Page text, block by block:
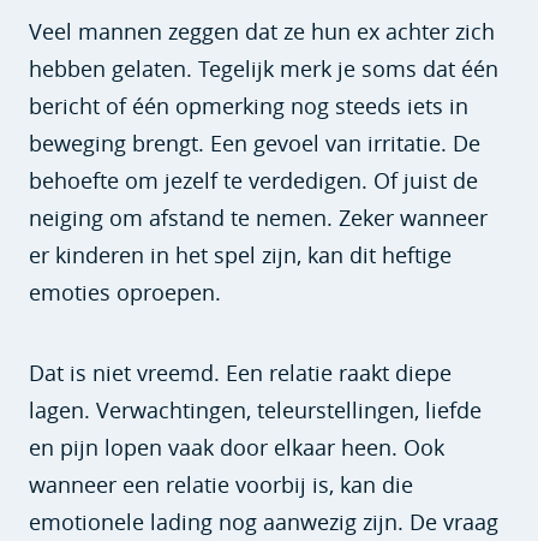
Veel mannen zeggen dat ze hun ex achter zich
hebben gelaten. Tegelijk merk je soms dat één
bericht of één opmerking nog steeds iets in
beweging brengt. Een gevoel van irritatie. De
behoefte om jezelf te verdedigen. Of juist de
neiging om afstand te nemen. Zeker wanneer
er kinderen in het spel zijn, kan dit heftige
emoties oproepen.
Dat is niet vreemd. Een relatie raakt diepe
lagen. Verwachtingen, teleurstellingen, liefde
en pijn lopen vaak door elkaar heen. Ook
wanneer een relatie voorbij is, kan die
emotionele lading nog aanwezig zijn. De vraag